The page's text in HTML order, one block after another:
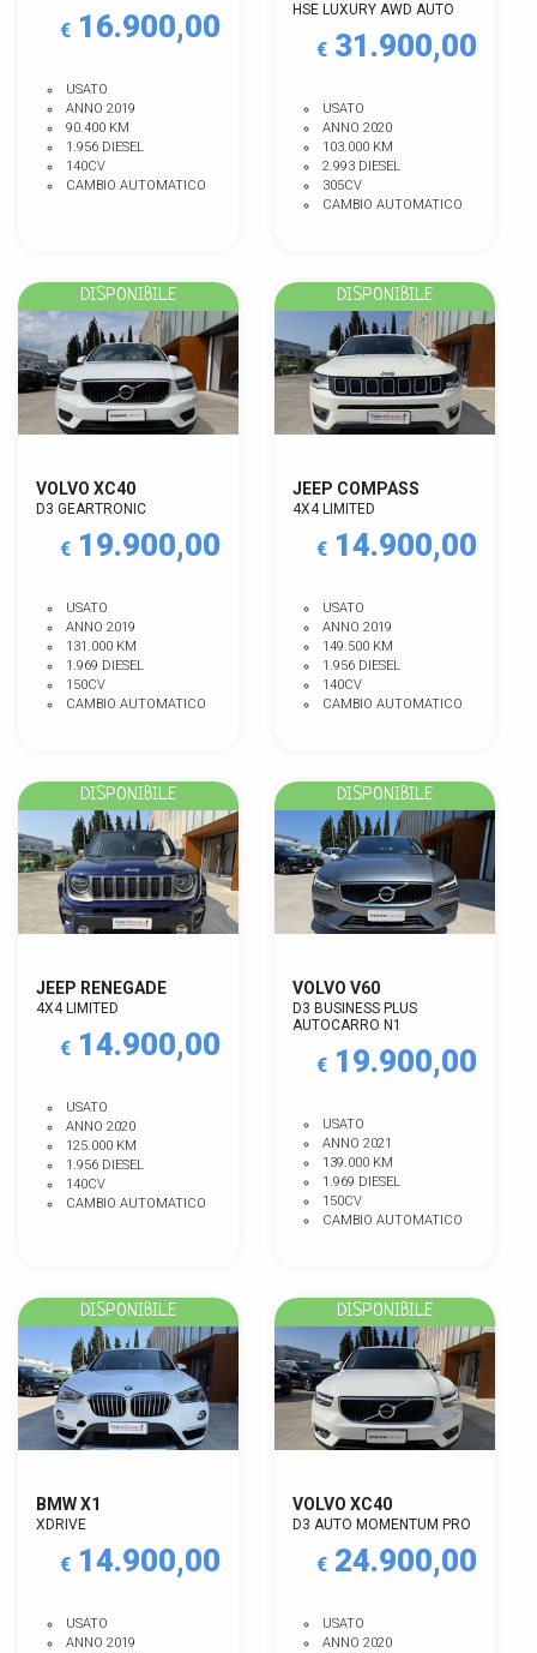
€16.900,00
USATO
ANNO 2019
90.400 KM
1.956 DIESEL
140CV
CAMBIO AUTOMATICO
HSE LUXURY AWD AUTO
€31.900,00
USATO
ANNO 2020
103.000 KM
2.993 DIESEL
305CV
CAMBIO AUTOMATICO
DISPONIBILE
VOLVO XC40
D3 GEARTRONIC
€19.900,00
USATO
ANNO 2019
131.000 KM
1.969 DIESEL
150CV
CAMBIO AUTOMATICO
DISPONIBILE
JEEP COMPASS
4X4 LIMITED
€14.900,00
USATO
ANNO 2019
149.500 KM
1.956 DIESEL
140CV
CAMBIO AUTOMATICO
DISPONIBILE
JEEP RENEGADE
4X4 LIMITED
€14.900,00
USATO
ANNO 2020
125.000 KM
1.956 DIESEL
140CV
CAMBIO AUTOMATICO
DISPONIBILE
VOLVO V60
D3 BUSINESS PLUS
AUTOCARRO N1
€19.900,00
USATO
ANNO 2021
139.000 KM
1.969 DIESEL
150CV
CAMBIO AUTOMATICO
DISPONIBILE
BMW X1
XDRIVE
€14.900,00
USATO
ANNO 2019
DISPONIBILE
VOLVO XC40
D3 AUTO MOMENTUM PRO
€24.900,00
USATO
ANNO 2020